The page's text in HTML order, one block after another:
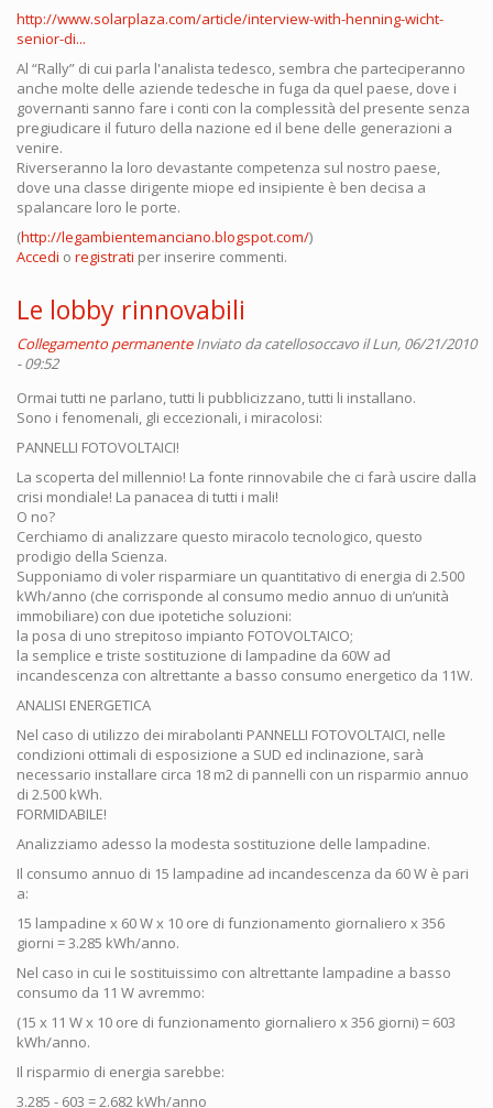
http://www.solarplaza.com/article/interview-with-henning-wicht-
senior-di...
Al “Rally” di cui parla l'analista tedesco, sembra che parteciperanno
anche molte delle aziende tedesche in fuga da quel paese, dove i
governanti sanno fare i conti con la complessità del presente senza
pregiudicare il futuro della nazione ed il bene delle generazioni a
venire.
Riverseranno la loro devastante competenza sul nostro paese,
dove una classe dirigente miope ed insipiente è ben decisa a
spalancare loro le porte.
(http://legambientemanciano.blogspot.com/)
Accedi o registrati per inserire commenti.
Le lobby rinnovabili
Collegamento permanente Inviato dacatellosoccavo il Lun, 06/21/2010
- 09:52
Ormai tutti ne parlano, tutti li pubblicizzano, tutti li installano.
Sono i fenomenali, gli eccezionali, i miracolosi:
PANNELLI FOTOVOLTAICI!
La scoperta del millennio! La fonte rinnovabile che ci farà uscire dalla
crisi mondiale! La panacea di tutti i mali!
O no?
Cerchiamo di analizzare questo miracolo tecnologico, questo
prodigio della Scienza.
Supponiamo di voler risparmiare un quantitativo di energia di 2.500
kWh/anno (che corrisponde al consumo medio annuo di un’unità
immobiliare) con due ipotetiche soluzioni:
la posa di uno strepitoso impianto FOTOVOLTAICO;
la semplice e triste sostituzione di lampadine da 60W ad
incandescenza con altrettante a basso consumo energetico da 11W.
ANALISI ENERGETICA
Nel caso di utilizzo dei mirabolanti PANNELLI FOTOVOLTAICI, nelle
condizioni ottimali di esposizione a SUD ed inclinazione, sarà
necessario installare circa 18 m2 di pannelli con un risparmio annuo
di 2.500 kWh.
FORMIDABILE!
Analizziamo adesso la modesta sostituzione delle lampadine.
Il consumo annuo di 15 lampadine ad incandescenza da 60 W è pari
a:
15 lampadine x 60 W x 10 ore di funzionamento giornaliero x 356
giorni = 3.285 kWh/anno.
Nel caso in cui le sostituissimo con altrettante lampadine a basso
consumo da 11 W avremmo:
(15 x 11 W x 10 ore di funzionamento giornaliero x 356 giorni) = 603
kWh/anno.
Il risparmio di energia sarebbe:
3.285 - 603 = 2.682 kWh/anno